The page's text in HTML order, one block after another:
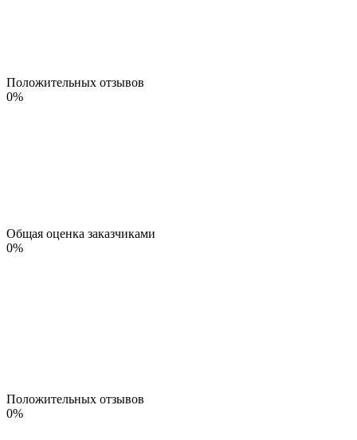
Положительных отзывов
0%
Общая оценка заказчиками
0%
Положительных отзывов
0%